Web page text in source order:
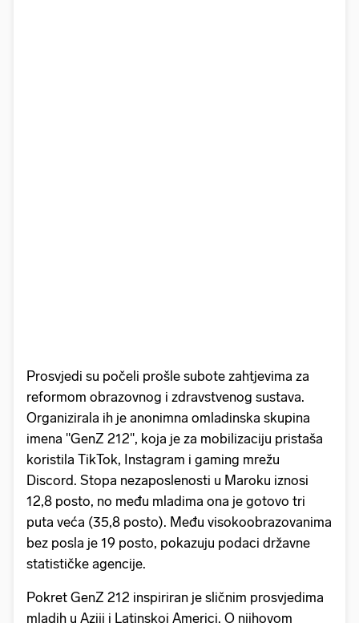
Prosvjedi su počeli prošle subote zahtjevima za
reformom obrazovnog i zdravstvenog sustava.
Organizirala ih je anonimna omladinska skupina
imena ''GenZ 212'', koja je za mobilizaciju pristaša
koristila TikTok, Instagram i gaming mrežu
Discord. Stopa nezaposlenosti u Maroku iznosi
12,8 posto, no među mladima ona je gotovo tri
puta veća (35,8 posto). Među visokoobrazovanima
bez posla je 19 posto, pokazuju podaci državne
statističke agencije.
Pokret GenZ 212 inspiriran je sličnim prosvjedima
mladih u Aziji i Latinskoj Americi. O njihovom